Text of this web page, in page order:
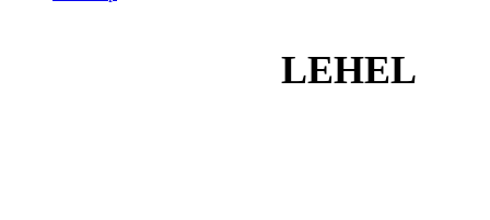
LEHEL